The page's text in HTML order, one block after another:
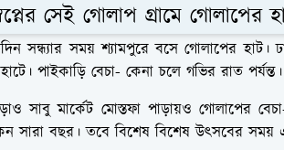
সেই গোলাপ গ্রামে গোলাপের
সন্ধ্যার সময় শ্যামপুরে বসে গোলাপের
পাইকাড়ি বেচা- কেনা চলে গভির রাত পর্যন্ত।
সাবু মার্কেট মোস্তফা পাড়ায়ও গোলাপের
সারা বছর। তবে বিশেষ বিশেষ উৎসবের সময়